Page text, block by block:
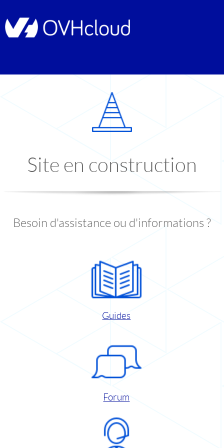
Site en construction
Besoin d'assistance ou d'informations ?
Guides
Forum